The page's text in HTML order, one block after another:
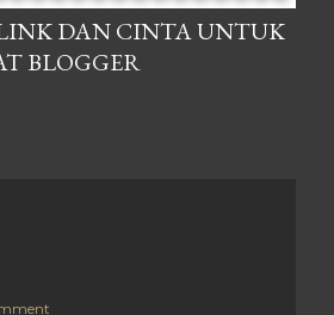
DAN CINTA UNTUK
BLOGGER